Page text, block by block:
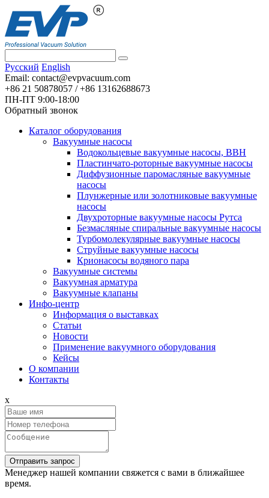
Pусский English
Email: contact@evpvacuum.com
+86 21 50878057 / +86 13162688673
ПН-ПТ 9:00-18:00
Обратный звонок
Каталог оборудования
Вакуумные насосы
Водокольцевые вакуумные насосы, ВВН
Пластинчато-роторные вакуумные насосы
Диффузионные паромасляные вакуумные
насосы
Плунжерные или золотниковые вакуумные
насосы
Двухроторные вакуумные насосы Рутса
Безмасляные спиральные вакуумные насосы
Турбомолекулярные вакуумные насосы
Струйные вакуумные насосы
Крионасосы водяного пара
Вакуумные системы
Вакуумная арматура
Вакуумные клапаны
Инфо-центр
Информация о выставках
Статьи
Новости
Применение вакуумного оборудования
Кейсы
О компании
Контакты
x
Отправить запрос
Менеджер нашей компании свяжется с вами в ближайшее
время.